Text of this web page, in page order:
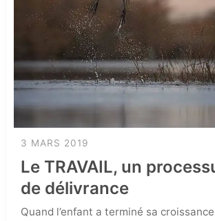
3 MARS 2019
Le TRAVAIL, un
de délivrance
Quand l’enfant a terminé sa croissance